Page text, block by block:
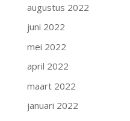
augustus 2022
juni 2022
mei 2022
april 2022
maart 2022
januari 2022